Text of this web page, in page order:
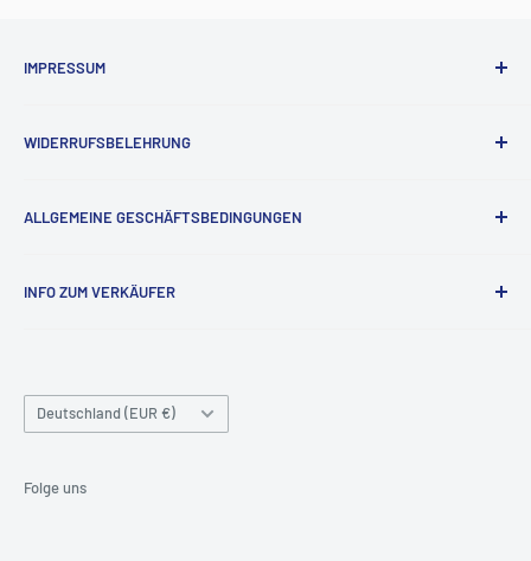
IMPRESSUM
WIDERRUFSBELEHRUNG
ALLGEMEINE GESCHÄFTSBEDINGUNGEN
Datenschutzrichtlinie
INFO ZUM VERKÄUFER
Handelsregisternummer: HRB223433
Umsatzsteuer-Identifikationsnummer: DE815914293
Land/Region
Deutschland (EUR €)
Folge uns